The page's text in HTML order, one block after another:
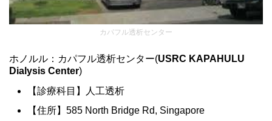
カパフル透析センター
ホノルル：カパフル透析センター(USRC KAPAHULU
Dialysis Center)
【診療科目】人工透析
【住所】585 North Bridge Rd, Singapore